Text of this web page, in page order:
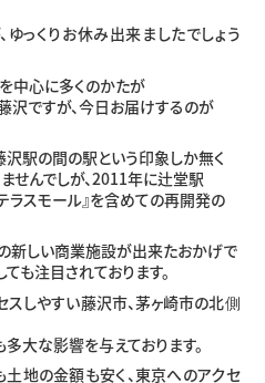
っくりお休み出来ましたでしょう
中心に多くのかたが
沢ですが、今日お届けするのが
駅の間の駅という印象しか無く
せんでしが、2011年に辻堂駅
ラスモール』を含めての再開発の
新しい商業施設が出来たおかげで
も注目されております。
スしやすい藤沢市、茅ヶ崎市の北側
大な影響を与えております。
地の金額も安く、東京へのアクセ